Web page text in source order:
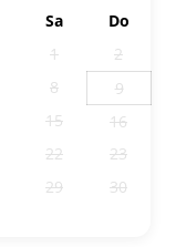
Sa
Do
1
2
8
9
15
16
22
23
29
30